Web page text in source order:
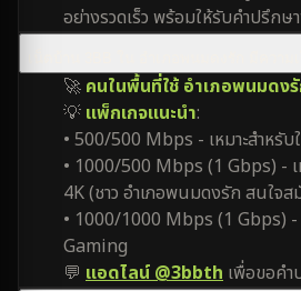
อย่างรวดเร็ว พร้อมให้รับคำปรึกษ
🚀 คนในพื้นที่ใช้ อำเภอพนมดง
💡 แพ็กเกจแนะนำ:
• 500/500 Mbps - เหมาะสำหรับ
• 1000/500 Mbps (1 Gbps) -
4K (ชาว อำเภอพนมดงรัก สนใจส
• 1000/1000 Mbps (1 Gbps) -
Gaming
💬 แอดไลน์ @3bbth เพื่อขอค